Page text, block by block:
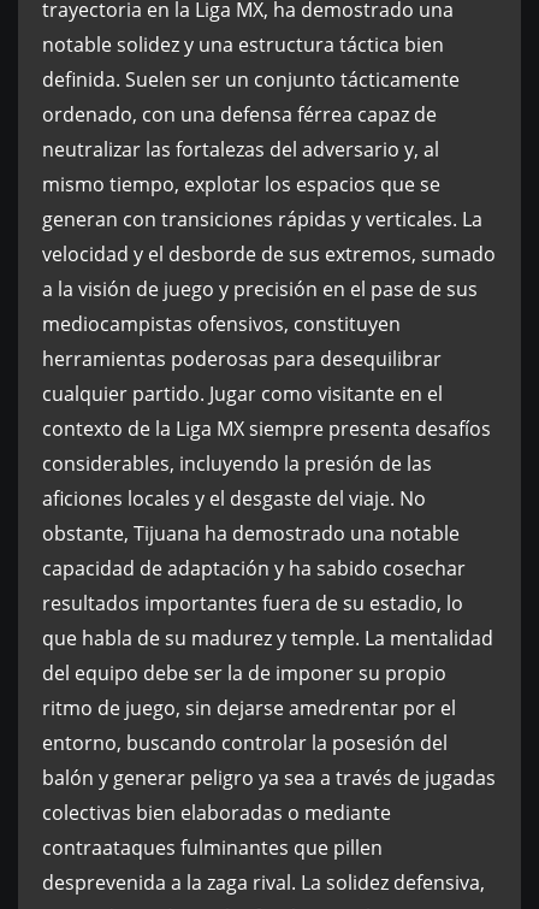
trayectoria en la Liga MX, ha demostrado una
notable solidez y una estructura táctica bien
definida. Suelen ser un conjunto tácticamente
ordenado, con una defensa férrea capaz de
neutralizar las fortalezas del adversario y, al
mismo tiempo, explotar los espacios que se
generan con transiciones rápidas y verticales. La
velocidad y el desborde de sus extremos, sumado
a la visión de juego y precisión en el pase de sus
mediocampistas ofensivos, constituyen
herramientas poderosas para desequilibrar
cualquier partido. Jugar como visitante en el
contexto de la Liga MX siempre presenta desafíos
considerables, incluyendo la presión de las
aficiones locales y el desgaste del viaje. No
obstante, Tijuana ha demostrado una notable
capacidad de adaptación y ha sabido cosechar
resultados importantes fuera de su estadio, lo
que habla de su madurez y temple. La mentalidad
del equipo debe ser la de imponer su propio
ritmo de juego, sin dejarse amedrentar por el
entorno, buscando controlar la posesión del
balón y generar peligro ya sea a través de jugadas
colectivas bien elaboradas o mediante
contraataques fulminantes que pillen
desprevenida a la zaga rival. La solidez defensiva,